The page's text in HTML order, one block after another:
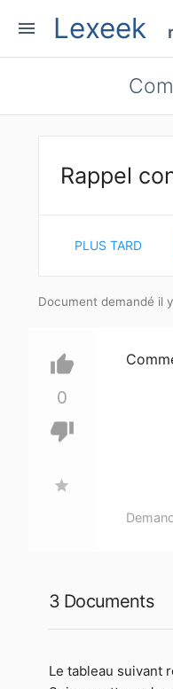
menu Lexeek
Rappel
PLUS TARD
Document demandé il
thumb_up
0
thumb_down
star
3 Documents
Le tableau suivant